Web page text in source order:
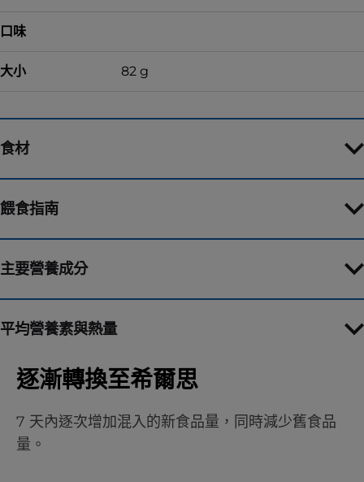
口味
大小 82 g
食材
餵食指南
主要營養成分
平均營養素與熱量
逐漸轉換至希爾思
7 天內逐次增加混入的新食品量，同時減少舊食品
量。